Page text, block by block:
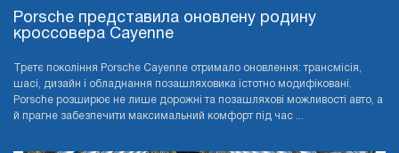
Porsche представила оновлену родину
кроссовера Cayenne
Третє покоління Porsche Cayenne отримало оновлення: трансмісія,
шасі, дизайн і обладнання позашляховика істотно модифіковані.
Porsche розширює не лише дорожні та позашляхові можливості авто, а
й прагне забезпечити максимальний комфорт під час ...